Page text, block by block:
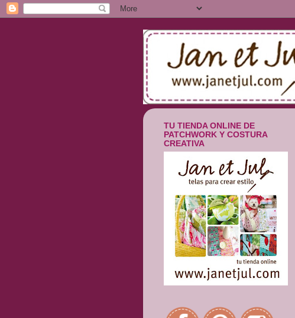
TU TIENDA ONLINE DE
PATCHWORK Y COSTURA
CREATIVA